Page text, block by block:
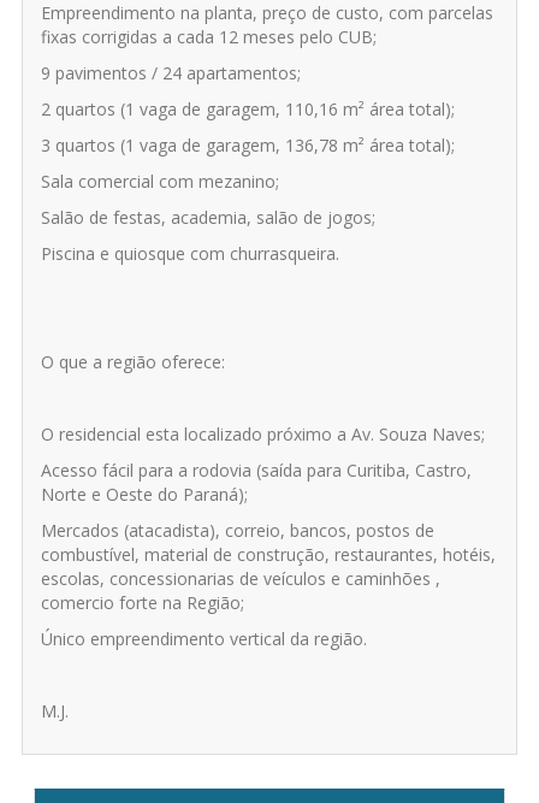
Empreendimento na planta, preço de custo, com parcelas
fixas corrigidas a cada 12 meses pelo CUB;
9 pavimentos / 24 apartamentos;
2 quartos (1 vaga de garagem, 110,16 m² área total);
3 quartos (1 vaga de garagem, 136,78 m² área total);
Sala comercial com mezanino;
Salão de festas, academia, salão de jogos;
Piscina e quiosque com churrasqueira.
O que a região oferece:
O residencial esta localizado próximo a Av. Souza Naves;
Acesso fácil para a rodovia (saída para Curitiba, Castro,
Norte e Oeste do Paraná);
Mercados (atacadista), correio, bancos, postos de
combustível, material de construção, restaurantes, hotéis,
escolas, concessionarias de veículos e caminhões ,
comercio forte na Região;
Único empreendimento vertical da região.
M.J.